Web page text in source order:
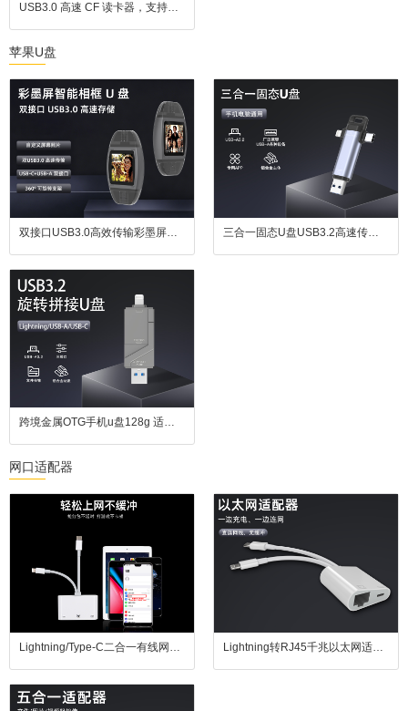
USB3.0 高速 CF 读卡器，支持四卡同读，兼容 CF、SD、TF、MS 卡，适用于苹果设备、安卓设备及电脑
苹果U盘
跨境金属OTG手机u盘128g 适用苹果安卓电脑type-c3.0USB3.0高速U盘
网口适配器